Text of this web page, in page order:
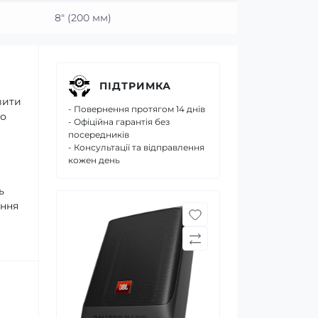
8″ (200 мм)
ПІДТРИМКА
- Повернення протягом 14 днів
- Офіційна гарантія без
посередників
- Консультації та відправлення
кожен день